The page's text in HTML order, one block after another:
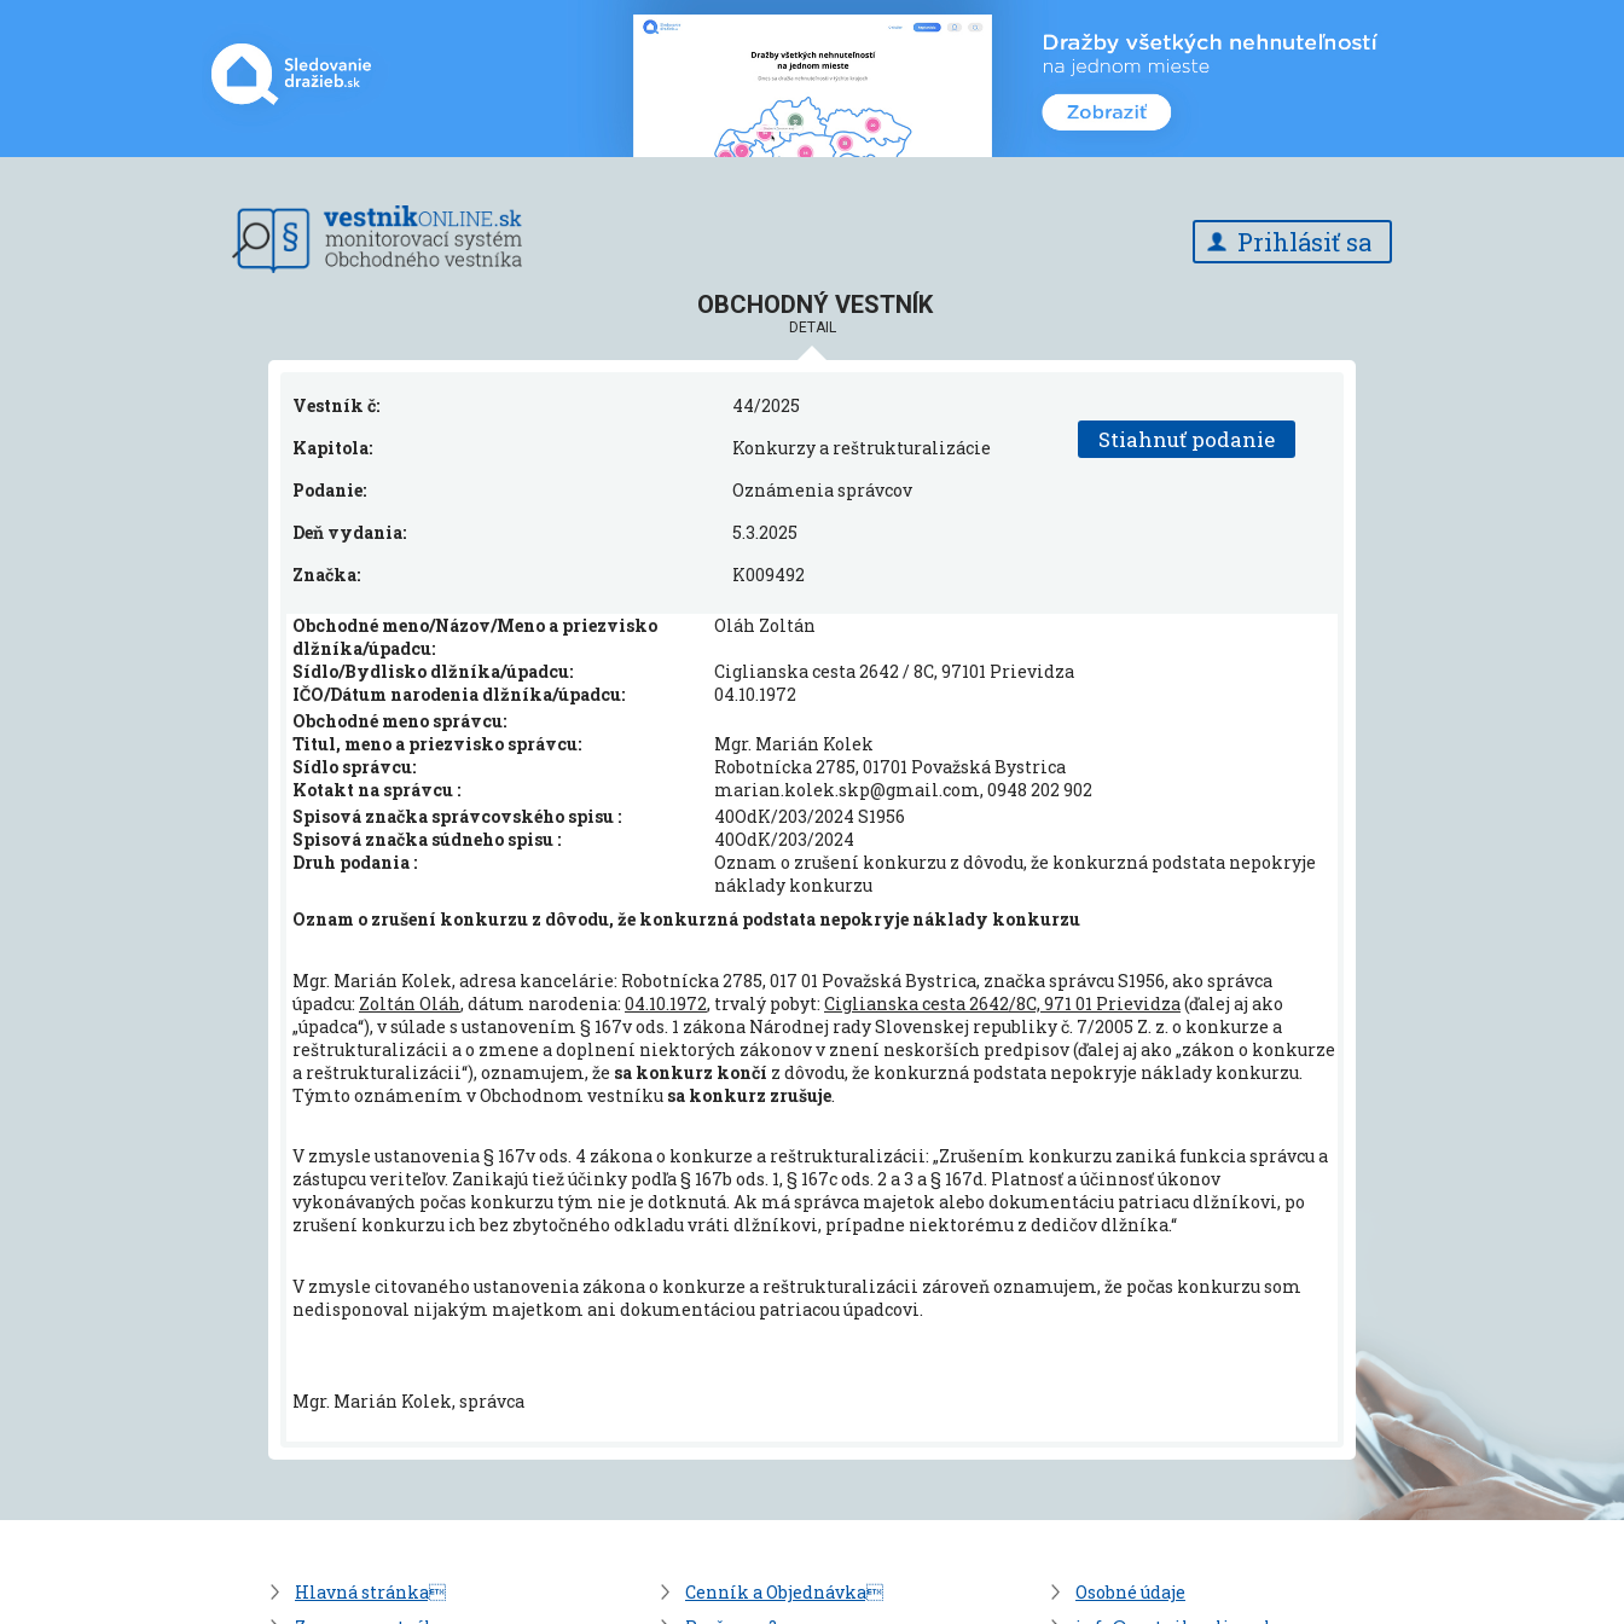
Prihlásiť sa
OBCHODNÝ VESTNÍK
DETAIL
Stiahnuť podanie
Vestník č:
44/2025
Kapitola:
Konkurzy a reštrukturalizácie
Podanie:
Oznámenia správcov
Deň vydania:
5.3.2025
Značka:
K009492
Obchodné meno/Názov/Meno a priezvisko
dlžníka/úpadcu:
Oláh Zoltán
Sídlo/Bydlisko dlžníka/úpadcu:
Ciglianska cesta 2642 / 8C, 97101 Prievidza
IČO/Dátum narodenia dlžníka/úpadcu:
04.10.1972
Obchodné meno správcu:
Titul, meno a priezvisko správcu:
Mgr. Marián Kolek
Sídlo správcu:
Robotnícka 2785, 01701 Považská Bystrica
Kotakt na správcu :
marian.kolek.skp@gmail.com, 0948 202 902
Spisová značka správcovského spisu :
40OdK/203/2024 S1956
Spisová značka súdneho spisu :
40OdK/203/2024
Druh podania :
Oznam o zrušení konkurzu z dôvodu, že konkurzná podstata nepokryje
náklady konkurzu
Oznam o zrušení konkurzu z dôvodu, že konkurzná podstata nepokryje náklady konkurzu
Mgr. Marián Kolek, adresa kancelárie: Robotnícka 2785, 017 01 Považská Bystrica, značka správcu S1956, ako správca
úpadcu: Zoltán Oláh, dátum narodenia: 04.10.1972, trvalý pobyt: Ciglianska cesta 2642/8C, 971 01 Prievidza(ďalej aj ako
„úpadca“), v súlade s ustanovením § 167v ods. 1 zákona Národnej rady Slovenskej republiky č. 7/2005 Z. z. o konkurze a
reštrukturalizácii a o zmene a doplnení niektorých zákonov v znení neskorších predpisov (ďalej aj ako „zákon o konkurze
a reštrukturalizácii“), oznamujem, že sa konkurz končí z dôvodu, že konkurzná podstata nepokryje náklady konkurzu.
Týmto oznámením v Obchodnom vestníku sa konkurz zrušuje.
V zmysle ustanovenia § 167v ods. 4 zákona o konkurze a reštrukturalizácii: „Zrušením konkurzu zaniká funkcia správcu a
zástupcu veriteľov. Zanikajú tiež účinky podľa § 167b ods. 1, § 167c ods. 2 a 3 a § 167d. Platnosť a účinnosť úkonov
vykonávaných počas konkurzu tým nie je dotknutá. Ak má správca majetok alebo dokumentáciu patriacu dlžníkovi, po
zrušení konkurzu ich bez zbytočného odkladu vráti dlžníkovi, prípadne niektorému z dedičov dlžníka.“
V zmysle citovaného ustanovenia zákona o konkurze a reštrukturalizácii zároveň oznamujem, že počas konkurzu som
nedisponoval nijakým majetkom ani dokumentáciou patriacou úpadcovi.
Mgr. Marián Kolek, správca
Hlavná stránka
Cenník a Objednávka
Osobné údaje